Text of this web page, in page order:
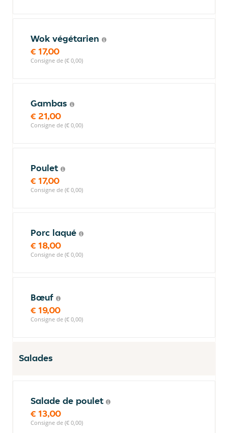
Wok végétarien
€ 17,00
Consigne de (€ 0,00)
Gambas
€ 21,00
Consigne de (€ 0,00)
Poulet
€ 17,00
Consigne de (€ 0,00)
Porc laqué
€ 18,00
Consigne de (€ 0,00)
Bœuf
€ 19,00
Consigne de (€ 0,00)
Salades
Salade de poulet
€ 13,00
Consigne de (€ 0,00)